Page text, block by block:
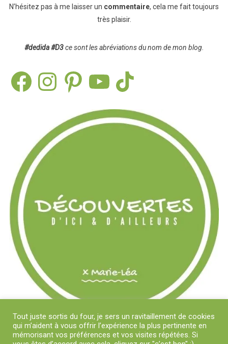
N’hésitez pas à me laisser un commentaire, cela me fait toujours
très plaisir.
#dedida #D3ce sont les abréviations du nom de mon blog.
FacebookInstagramPinterest TikTok
Tout juste sortis du four, je sers un ravitaillement de cookies
qui m’aident à vous offrir l’expérience la plus pertinente en
mémorisant vos préférences et vos visites répétées. Si